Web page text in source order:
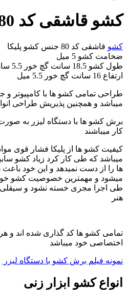
کشو قاشقی کد 80
کشو قاشقی کد 80 جنس کشو پلیکا
ضخامت کشو 5 میل
طول کشو 18.5 سانت گچ خور 5.5 سانت
ارتفاع 16 سانت گچ خور 5.5 میل
طراحی تمامی کشو ها با کامپیوتر و
میباشد و همچنین پذیریش طراحی
برش کشو ها با دستگاه لیزر به صورت
کار میباشند
کیفیت کشو ها از پلیکا فشار قوی
میباشد که طی کار کرد زیاد کشو
ها را از دست نمیدهد و این خود باعث
میشود و مهمترین خصوصیت کشو
طی اجرا مجری خسته نشود و سیقلی
هنر
تمامی کشو ها کد گذاری شده اند و
اختصاصی خود میباشد
نمونه فیلم برش کشو با دستگاه لیزر
انواع کشو ابزار زنی